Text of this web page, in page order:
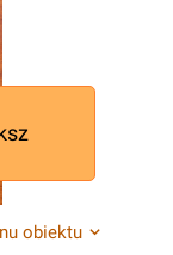
obiektu